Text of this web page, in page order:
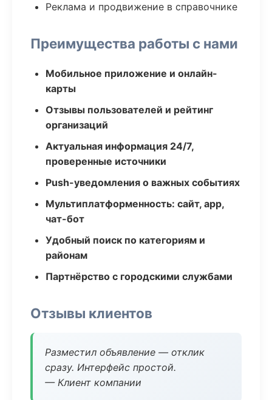
Реклама и продвижение в справочнике
Преимущества работы с нами
Мобильное приложение и онлайн-
карты
Отзывы пользователей и рейтинг
организаций
Актуальная информация 24/7,
проверенные источники
Push-уведомления о важных событиях
Мультиплатформенность: сайт, app,
чат-бот
Удобный поиск по категориям и
районам
Партнёрство с городскими службами
Отзывы клиентов
Разместил объявление — отклик
сразу. Интерфейс простой.
— Клиент компании